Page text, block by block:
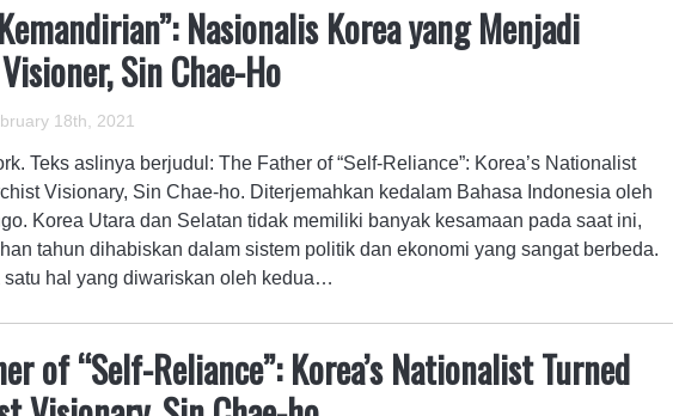
Nasionalis Korea yang Menjadi
Sin Chae-Ho
18th, 2021
Teks aslinya berjudul: The Father of “Self-Reliance”: Korea’s Nationalist
Visionary, Sin Chae-ho. Diterjemahkan kedalam Bahasa Indonesia oleh
Korea Utara dan Selatan tidak memiliki banyak kesamaan pada saat ini,
tahun dihabiskan dalam sistem politik dan ekonomi yang sangat berbeda.
satu hal yang diwariskan oleh kedua…
of “Self-Reliance”: Korea’s Nationalist Turned